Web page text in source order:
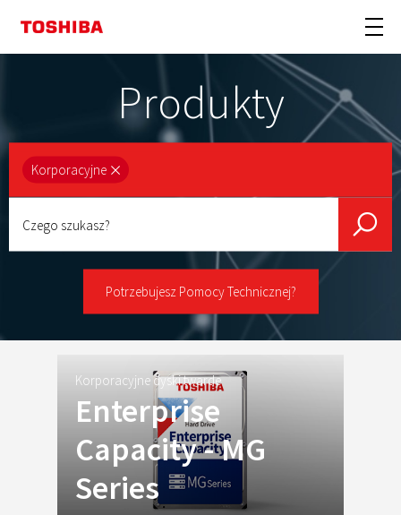
Produkty
Korporacyjne
Czego
szukasz?
Potrzebujesz Pomocy Technicznej?
Korporacyjne dyski twarde
Enterprise
Capacity - MG
Series